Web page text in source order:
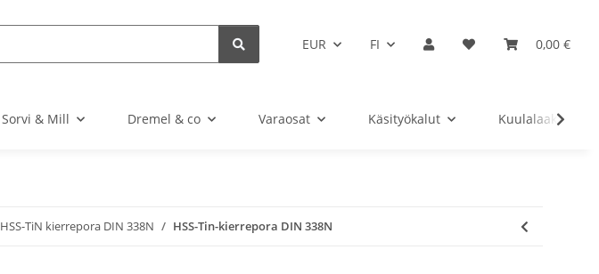
EUR FI 0,00 €
Sorvi & Mill Dremel & co Varaosat Käsityökalut Kuulalaakeri
HSS-TiN kierrepora DIN 338N HSS-Tin-kierrepora DIN 338N